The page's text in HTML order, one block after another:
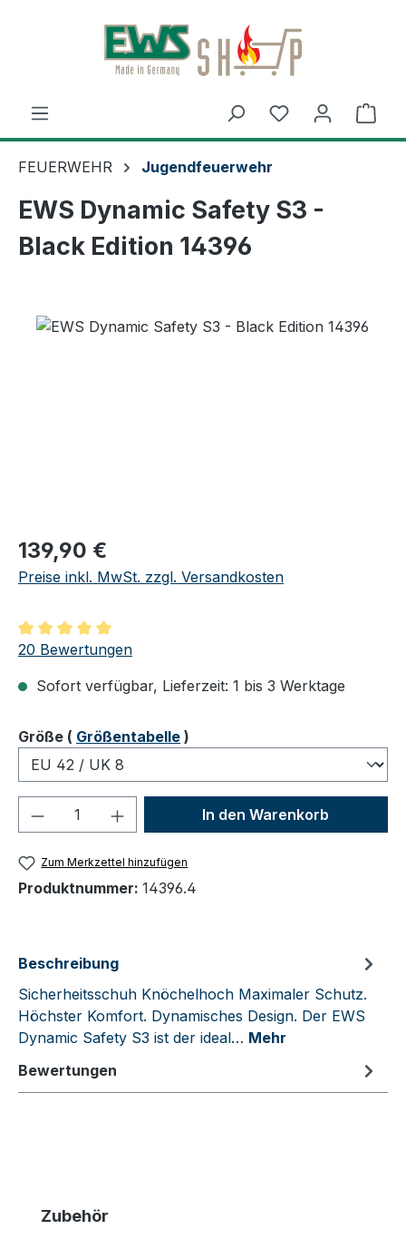
Zum Hauptinhalt springen
FEUERWEHR Jugendfeuerwehr
EWS Dynamic Safety S3 -
Black Edition 14396
Regulärer Preis:
139,90 €
Preise inkl. MwSt. zzgl. Versandkosten
Durchschnittliche Bewertung von 5 von 5 Sternen
20 Bewertungen
Sofort verfügbar, Lieferzeit: 1 bis 3 Werktage
Größeauswählen
( Größentabelle )
Produkt Anzahl: Gib denIn den Warenkorb
Zum Merkzettel hinzufügen
Produktnummer: 14396.4
Beschreibung
Sicherheitsschuh Knöchelhoch Maximaler Schutz.
Höchster Komfort. Dynamisches Design. Der EWS
Dynamic Safety S3 ist der ideal… Mehr
Bewertungen
Produktgalerie überspringen
Zubehör